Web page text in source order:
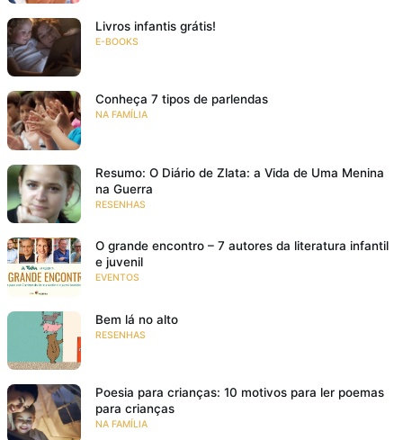
Livros infantis grátis!
E-BOOKS
Conheça 7 tipos de parlendas
NA FAMÍLIA
Resumo: O Diário de Zlata: a Vida de Uma Menina
na Guerra
RESENHAS
O grande encontro – 7 autores da literatura infantil
e juvenil
EVENTOS
Bem lá no alto
RESENHAS
Poesia para crianças: 10 motivos para ler poemas
para crianças
NA FAMÍLIA